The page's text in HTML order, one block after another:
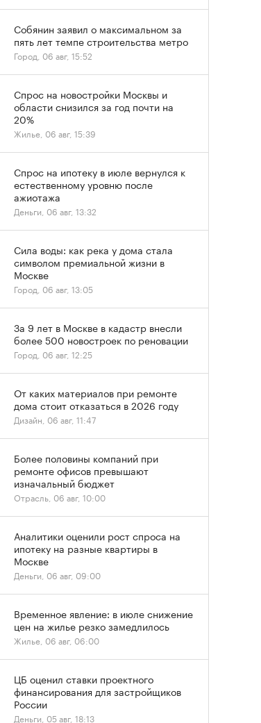
Собянин заявил о максимальном за
пять лет темпе строительства метро
Город, 06 авг, 15:52
Спрос на новостройки Москвы и
области снизился за год почти на
20%
Жилье, 06 авг, 15:39
Спрос на ипотеку в июле вернулся к
естественному уровню после
ажиотажа
Деньги, 06 авг, 13:32
Сила воды: как река у дома стала
символом премиальной жизни в
Москве
Город, 06 авг, 13:05
За 9 лет в Москве в кадастр внесли
более 500 новостроек по реновации
Город, 06 авг, 12:25
От каких материалов при ремонте
дома стоит отказаться в 2026 году
Дизайн, 06 авг, 11:47
Более половины компаний при
ремонте офисов превышают
изначальный бюджет
Отрасль, 06 авг, 10:00
Аналитики оценили рост спроса на
ипотеку на разные квартиры в
Москве
Деньги, 06 авг, 09:00
Временное явление: в июле снижение
цен на жилье резко замедлилось
Жилье, 06 авг, 06:00
ЦБ оценил ставки проектного
финансирования для застройщиков
России
Деньги, 05 авг, 18:13